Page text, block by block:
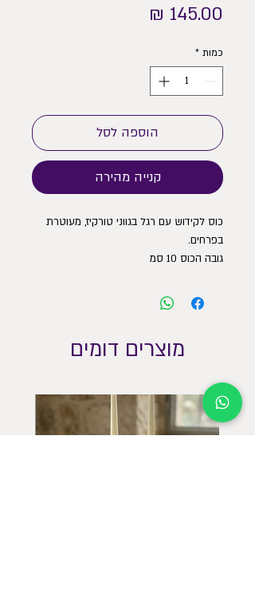
כמות *
הוספה לסל
קנייה מהירה
כוס לקידוש עם רגל בגווני טורקיז, מעוטרת
בפרחים.
גובה הכוס 10 סמ
מוצרים דומים